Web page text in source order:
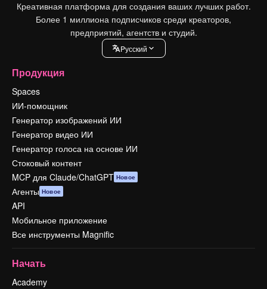
Креативная платформа для создания ваших лучших работ.
Более 1 миллиона подписчиков среди креаторов,
предприятий, агентств и студий.
Pусский
Продукция
Spaces
ИИ-помощник
Генератор изображений ИИ
Генератор видео ИИ
Генератор голоса на основе ИИ
Стоковый контент
MCP для Claude/ChatGPT Новое
Агенты Новое
API
Мобильное приложение
Все инструменты Magnific
Начать
Academy